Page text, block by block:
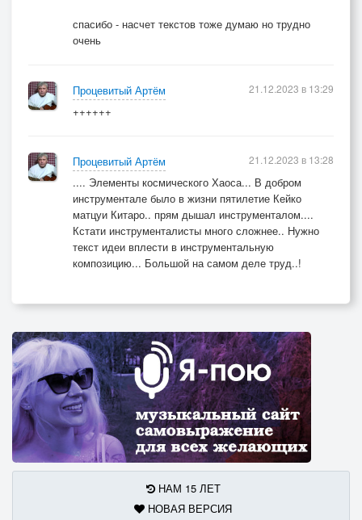
спасибо - насчет текстов тоже думаю но трудно
очень
Процевитый Артём
++++++
21.12.2023 в 13:29
Процевитый Артём
.... Элементы космического Хаоса... В добром
инструментале было в жизни пятилетие Кейко
матцуи Китаро.. прям дышал инструменталом....
Кстати инструменталисты много сложнее.. Нужно
текст идеи вплести в инструментальную
композицию... Большой на самом деле труд..!
21.12.2023 в 13:28
НАМ 15 ЛЕТ
НОВАЯ ВЕРСИЯ